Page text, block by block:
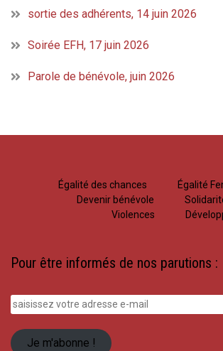
sortie des adhérents, 14 juin 2026
Soirée EFH, 17 juin 2026
Parole de bénévole, juin 2026
Égalité des chances
Égalité
Devenir bénévole
Violences
Pour être informés de nos parutions :
saisissez
votre
adresse
e-
Je m'abonne !